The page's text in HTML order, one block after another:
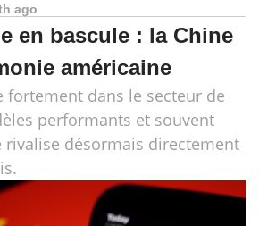
ago
en bascule : la Chine
américaine
fortement dans le secteur de
performants et souvent
rivalise désormais directement